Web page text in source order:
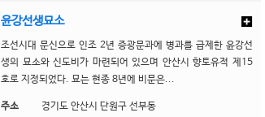
윤강선생묘소
조선시대 문신으로 인조 2년 증광문과에 병과를 급제한 윤강선
생의 묘소와 신도비가 마련되어 있으며 안산시 향토유적 제15
호로 지정되었다. 묘는 현종 8년에 비문은...
주소
경기도 안산시 단원구 선부동